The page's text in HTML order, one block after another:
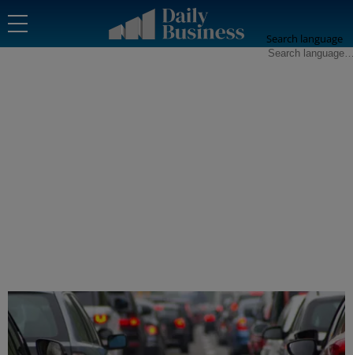
Search language